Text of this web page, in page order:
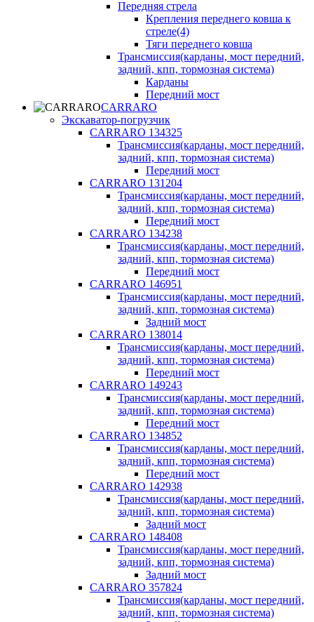
Передняя стрела
Крепления переднего ковша к
стреле(4)
Тяги переднего ковша
Трансмиссия(карданы, мост передний,
задний, кпп, тормозная система)
Карданы
Передний мост
CARRARO
Экскаватор-погрузчик
CARRARO 134325
Трансмиссия(карданы, мост передний,
задний, кпп, тормозная система)
Передний мост
CARRARO 131204
Трансмиссия(карданы, мост передний,
задний, кпп, тормозная система)
Передний мост
CARRARO 134238
Трансмиссия(карданы, мост передний,
задний, кпп, тормозная система)
Передний мост
CARRARO 146951
Трансмиссия(карданы, мост передний,
задний, кпп, тормозная система)
Задний мост
CARRARO 138014
Трансмиссия(карданы, мост передний,
задний, кпп, тормозная система)
Передний мост
CARRARO 149243
Трансмиссия(карданы, мост передний,
задний, кпп, тормозная система)
Передний мост
CARRARO 134852
Трансмиссия(карданы, мост передний,
задний, кпп, тормозная система)
Передний мост
CARRARO 142938
Трансмиссия(карданы, мост передний,
задний, кпп, тормозная система)
Задний мост
CARRARO 148408
Трансмиссия(карданы, мост передний,
задний, кпп, тормозная система)
Задний мост
CARRARO 357824
Трансмиссия(карданы, мост передний,
задний, кпп, тормозная система)